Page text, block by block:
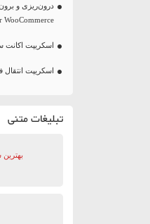
درون‌ریزی و
اسکریپت اکانت
اسکریپت انتقال
تبلیغات متنی